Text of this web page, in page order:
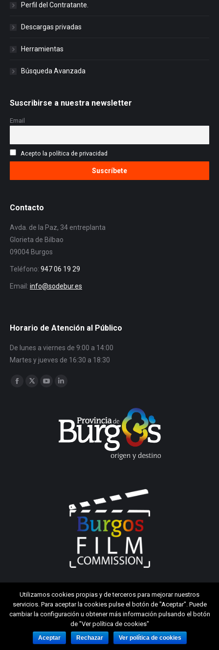
Perfil del Contratante.
Descargas privadas
Herramientas
Búsqueda Avanzada
Suscribirse a nuestra newsletter
Email
Acepto la política de privacidad
Contacto
Avda. de la Paz, 34 entreplanta
Glorieta de Bilbao
09004 Burgos
Teléfono: 947 06 19 29
Email: info@sodebur.es
Horario de Atención al Público
De lunes a viernes de 9:00 a 14:00
Martes y jueves de 16:30 a 18:30
Encuéntranos en:
Aviso legal|Política de cookies
Utilizamos cookies propias y de terceros para mejorar nuestros
servicios. Para aceptar la cookies pulse el botón de "Aceptar". Puede
cambiar la configuración u obtener más información pulsando el botón
de "Ver política de cookies"
Aceptar Rechazar Ver política de cookies